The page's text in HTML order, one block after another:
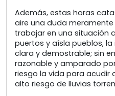
Además, estas horas
aire una duda
trabajar en una situación
puertos y aísla pueblos,
clara y demostrable; sin
razonable y amparado
riesgo la vida para acudir
alto riesgo de lluvias